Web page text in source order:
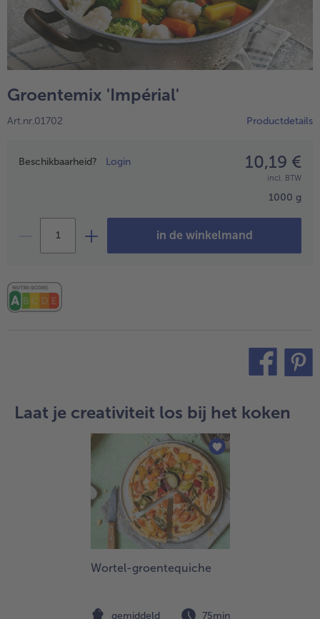
High Protein
alleHigh Protein
Veggie & Vegan
Groentemix 'Impérial'
Art.nr.01702 Productdetails
Prijsopgave
Beschikbaarheid? Login 10,19 €
incl. BTW
1000 g
in de winkelmand
Laat je creativiteit los bij het koken
Wortel-groentequiche
gemiddeld 75min